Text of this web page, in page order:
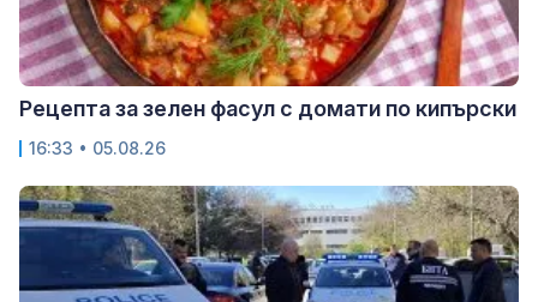
Рецепта за зелен фасул с домати по кипърски
16:33 • 05.08.26